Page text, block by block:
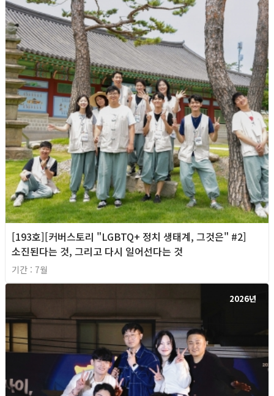
[193호][커버스토리 "LGBTQ+ 정치 생태계, 그것은" #2]
소진된다는 것, 그리고 다시 일어선다는 것
기간 : 7월
2026년